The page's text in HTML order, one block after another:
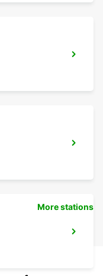
More stations